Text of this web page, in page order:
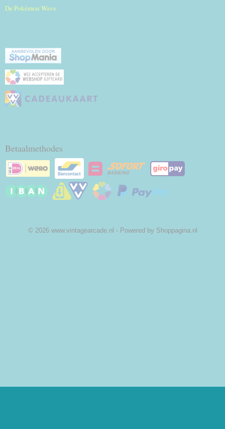
De Pokémon Wave
Betaalmethodes
© 2026 www.vintagearcade.nl - Powered by Shoppagina.nl